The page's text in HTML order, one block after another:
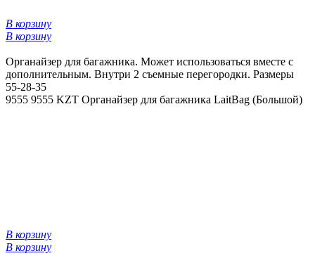
В корзину
В корзину
Органайзер для багажника. Может использоваться вместе с
дополнительным. Внутри 2 съемные перегородки. Размеры
55-28-35
9555 9555 KZT Органайзер для багажника LaitBag (Большой)
В корзину
В корзину